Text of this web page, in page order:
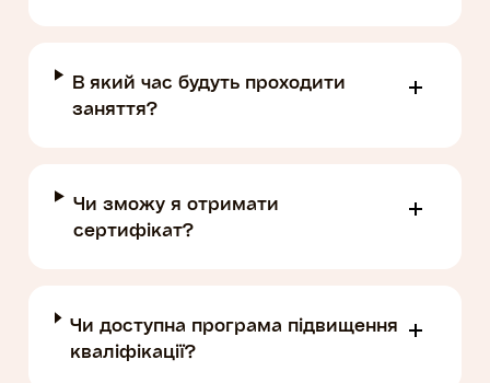
В який час будуть проходити
заняття?
Чи зможу я отримати
сертифікат?
Чи доступна програма підвищення
кваліфікації?